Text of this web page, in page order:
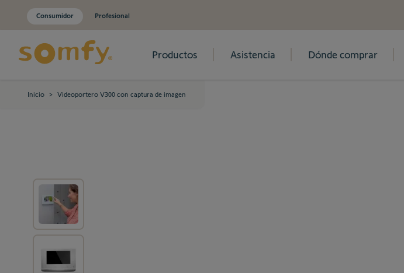
Consumidor Profesional
Productos Asistencia Dónde comprar
Inicio > Videoportero V300 con captura de imagen
View larger image